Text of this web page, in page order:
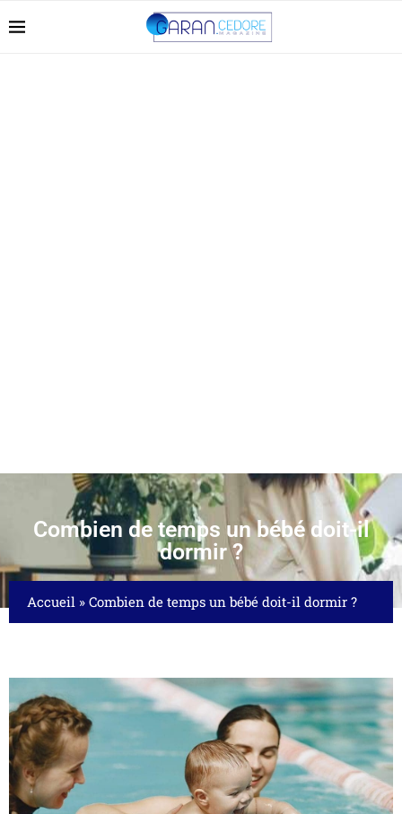
Combien de temps un bébé doit-il
dormir ?
Accueil » Combien de temps un bébé doit-il dormir ?